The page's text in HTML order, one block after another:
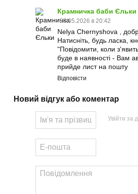
Крамничка баби Єльки
23.05.2026 в 20:42
Nelya Chernyshova ,
Натисніть, будь ласка,
"Повідомити, коли
буде в наявності - Вам
прийде лист на пошту
Відповісти
Новий відгук або коментар
Увійти за